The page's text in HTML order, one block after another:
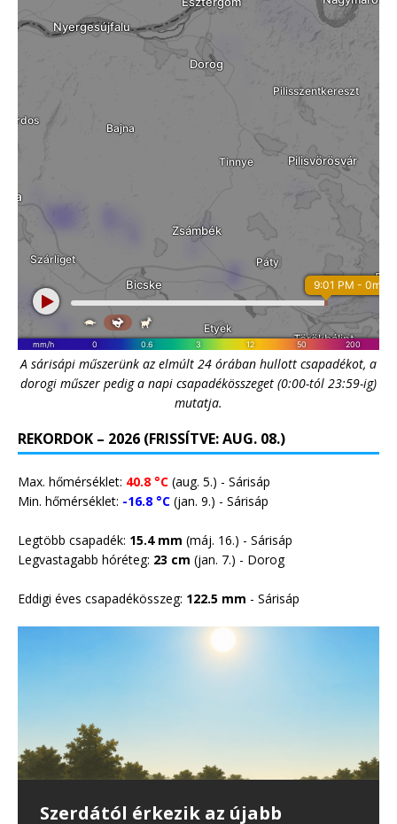
A sárisápi műszerünk az elmúlt 24 órában hullott csapadékot, a
dorogi műszer pedig a napi csapadékösszeget (0:00-tól 23:59-ig)
mutatja.
REKORDOK – 2026 (FRISSÍTVE: AUG. 08.)
Max. hőmérséklet: 40.8 °C (aug. 5.) - Sárisáp
Min. hőmérséklet: -16.8 °C (jan. 9.) - Sárisáp
Legtöbb csapadék: 15.4 mm (máj. 16.) - Sárisáp
Legvastagabb hóréteg: 23 cm (jan. 7.) - Dorog
Eddigi éves csapadékösszeg: 122.5 mm - Sárisáp
35 erdő- és vegetációtűz
Önmérsékletet kérnek a
Harmadfokú hőségriasztás lép
Szerdától érkezik az újabb
Csapadék nélkül vonultak át a